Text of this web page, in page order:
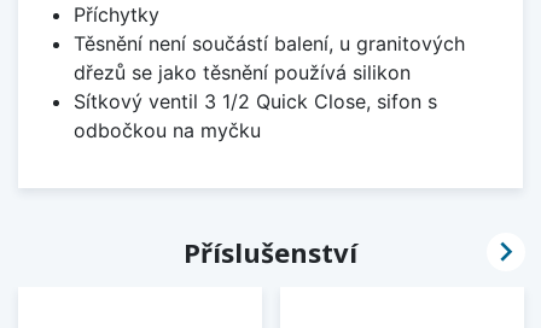
Příchytky
Těsnění není součástí balení, u granitových
dřezů se jako těsnění používá silikon
Sítkový ventil 3 1/2 Quick Close, sifon s
odbočkou na myčku
Příslušenství 